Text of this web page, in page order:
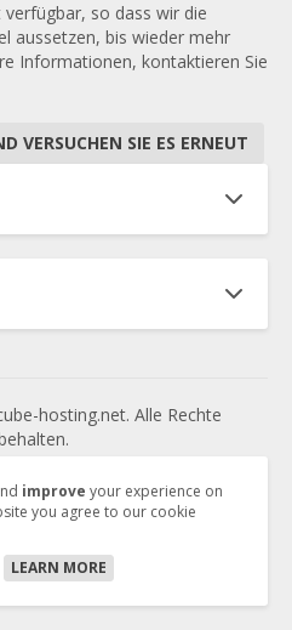
so dass wir die
aussetzen, bis wieder mehr
Informationen, kontaktieren Sie
VERSUCHEN SIE ES ERNEUT
hosting.net. Alle Rechte
kündigen
widerrufen
improve your experience on
you agree to our cookie
LEARN MORE